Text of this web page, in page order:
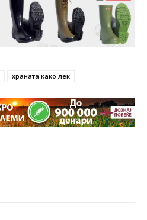
храната како лек